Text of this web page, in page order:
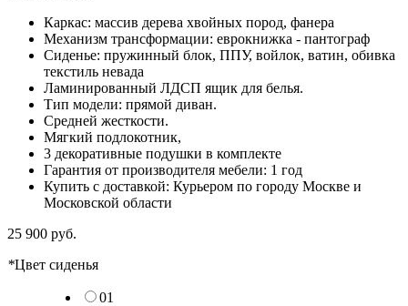
Каркас: массив дерева хвойных пород, фанера
Механизм трансформации: еврокнижка - пантограф
Сиденье: пружинный блок, ППУ, войлок, ватин, обивка
текстиль невада
Ламинированный ЛДСП ящик для белья.
Тип модели: прямой диван.
Средней жесткости.
Мягкий подлокотник,
3 декоративные подушки в комплекте
Гарантия от производителя мебели: 1 год
Купить с доставкой: Курьером по городу Москве и
Московской области
25 900 руб.
*Цвет сиденья
01